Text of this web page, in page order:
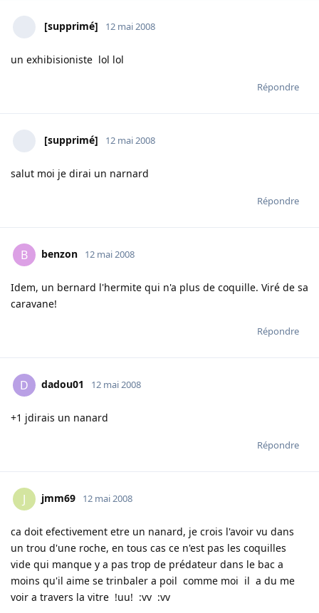
[supprimé] 12 mai 2008
un exhibisioniste lol lol
Répondre
[supprimé] 12 mai 2008
salut moi je dirai un narnard
Répondre
B benzon 12 mai 2008
Idem, un bernard l'hermite qui n'a plus de coquille. Viré de sa
caravane!
Répondre
D dadou01 12 mai 2008
+1 jdirais un nanard
Répondre
J jmm69 12 mai 2008
ca doit efectivement etre un nanard, je crois l'avoir vu dans
un trou d'une roche, en tous cas ce n'est pas les coquilles
vide qui manque y a pas trop de prédateur dans le bac a
moins qu'il aime se trinbaler a poil comme moi il a du me
voir a travers la vitre !uu! :vv :vv